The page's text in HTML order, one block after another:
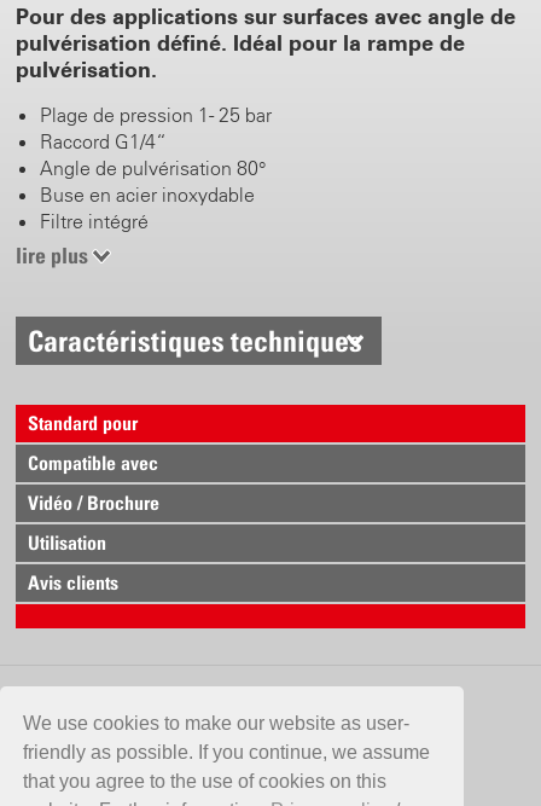
We use cookies to make our website as user-
friendly as possible. If you continue, we assume
that you agree to the use of cookies on this
Pour des applications sur surfaces avec angle de
pulvérisation définé. Idéal pour la rampe de
pulvérisation.
Plage de pression 1 - 25 bar
Raccord G1/4“
Angle de pulvérisation 80°
Buse en acier inoxydable
Filtre intégré
Fines gouttes
Idéal pour soins des surfaces
Débit de la buse
1.0 bar = 0.68 l/min.
1.5 bar = 0.84 l/min.
2.0 bar = 0.97 l/min.
3.0 bar = 1.18 l/min.
4.0 bar = 1.37 l/min.
lire plus
Caractéristiques techniques
Standard pour
Compatible avec
Vidéo / Brochure
Utilisation
Avis clients
CONTACT
Birchmeier Sprühtechnik AG
Im Stetterfeld 1